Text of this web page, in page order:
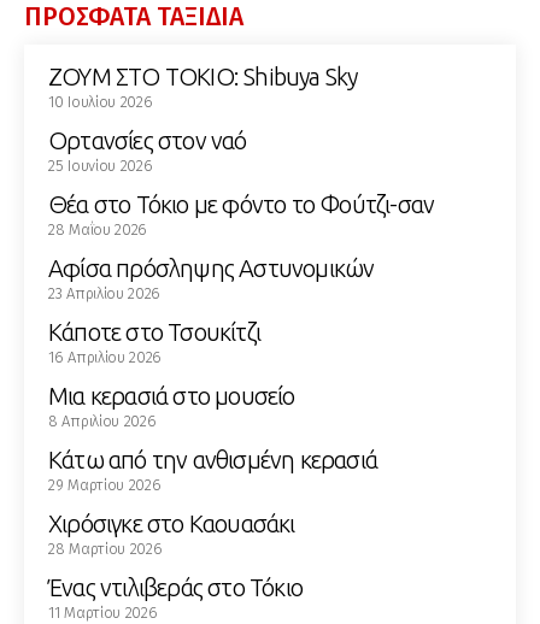
ΠΡΟΣΦΑΤΑ ΤΑΞΙΔΙΑ
ΖΟΥΜ ΣΤΟ ΤΟΚΙΟ: Shibuya Sky
10 Ιουλίου 2026
Ορτανσίες στον ναό
25 Ιουνίου 2026
Θέα στο Τόκιο με φόντο το Φούτζι-σαν
28 Μαΐου 2026
Αφίσα πρόσληψης Αστυνομικών
23 Απριλίου 2026
Κάποτε στο Τσουκίτζι
16 Απριλίου 2026
Μια κερασιά στο μουσείο
8 Απριλίου 2026
Κάτω από την ανθισμένη κερασιά
29 Μαρτίου 2026
Χιρόσιγκε στο Καουασάκι
28 Μαρτίου 2026
Ένας ντιλιβεράς στο Τόκιο
11 Μαρτίου 2026